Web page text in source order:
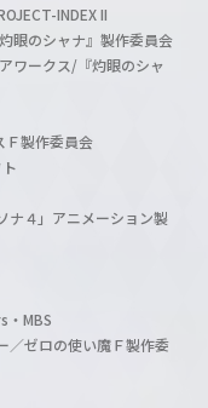
INDEX II
眼のシャナ』製作委員会
ワークス/『灼眼のシャ
製作委員会
４」アニメーション製
MBS
／ゼロの使い魔Ｆ製作委